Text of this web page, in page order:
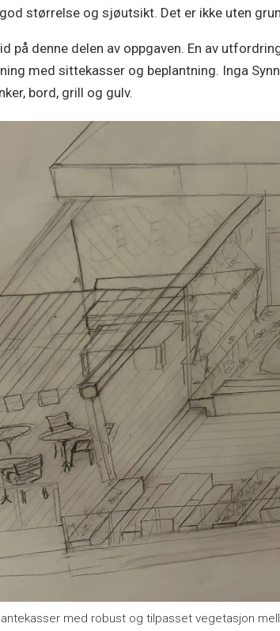
størrelse og sjøutsikt. Det er ikke uten
på denne delen av oppgaven. En av
med sittekasser og beplantning. Inga
bord, grill og gulv.
med robust og tilpasset vegetasjon